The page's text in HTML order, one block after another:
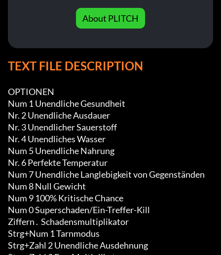
About PLITCH
TEXT FILE DESCRIPTION
OPTIONEN
Num 1 Unendliche Gesundheit
Nr. 2 Unendliche Ausdauer
Nr. 3 Unendlicher Sauerstoff
Nr. 4 Unendliches Wasser
Num 5 Unendliche Nahrung
Nr. 6 Perfekte Temperatur
Num 7 Unendliche Langlebigkeit von Gegenständen
Num 8 Null Gewicht
Num 9 100% Kritische Chance
Num 0 Superschaden/Ein-Treffer-Kill
Ziffern .  Schadensmultiplikator
Strg+Num 1 Tarnmodus
Strg+Zahl 2 Unendliche Ausdehnung